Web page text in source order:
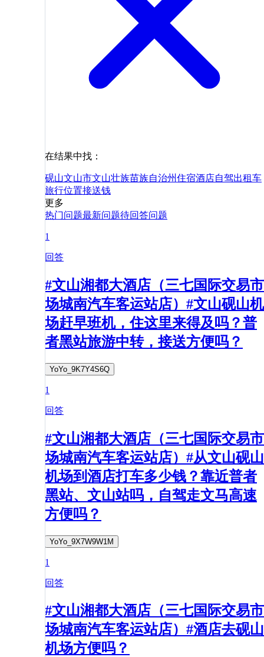
在结果中找：
砚山文山市文山壮族苗族自治州住宿酒店自驾出租车
旅行位置接送钱
更多
热门问题最新问题待回答问题
1
回答
#文山湘都大酒店（三七国际交易市
场城南汽车客运站店）#文山砚山机
场赶早班机，住这里来得及吗？普
者黑站旅游中转，接送方便吗？
YoYo_9K7Y4S6Q
1
回答
#文山湘都大酒店（三七国际交易市
场城南汽车客运站店）#从文山砚山
机场到酒店打车多少钱？靠近普者
黑站、文山站吗，自驾走文马高速
方便吗？
YoYo_9X7W9W1M
1
回答
#文山湘都大酒店（三七国际交易市
场城南汽车客运站店）#酒店去砚山
机场方便吗？